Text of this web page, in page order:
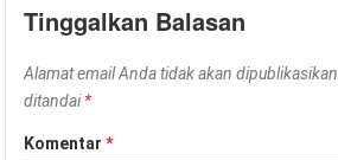
Tinggalkan Balasan
Alamat email Anda tidak akan dipublikasikan.
ditandai *
Komentar*